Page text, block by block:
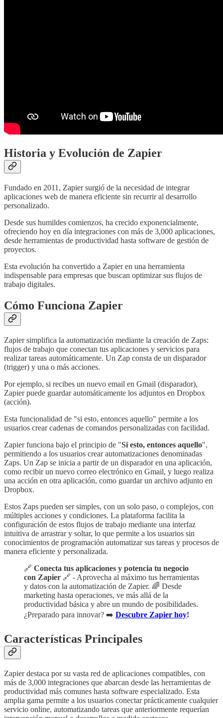
Historia y Evolución de Zapier
Fundado en 2011, Zapier surgió de la necesidad de integrar
aplicaciones web de manera eficiente sin recurrir al desarrollo
personalizado.
Desde sus humildes comienzos, ha crecido exponencialmente,
ofreciendo hoy en día integraciones con más de 3,000 aplicaciones,
desde herramientas de productividad hasta software de gestión de
proyectos.
Esta evolución ha convertido a Zapier en una herramienta
indispensable para empresas que buscan optimizar sus flujos de
trabajo digitales.
Cómo Funciona Zapier
Zapier simplifica la automatización mediante la creación de Zaps:
flujos de trabajo que conectan tus aplicaciones y servicios para
realizar tareas automáticamente. Un Zap consta de un disparador
(trigger) y una o más acciones.
Por ejemplo, si recibes un nuevo email en Gmail (disparador),
Zapier puede guardar automáticamente los adjuntos en Dropbox
(acción).
Esta funcionalidad de "si esto, entonces aquello" permite a los
usuarios crear cadenas de comandos personalizadas con facilidad.
Zapier funciona bajo el principio de "Si esto, entonces aquello",
permitiendo a los usuarios crear automatizaciones denominadas
Zaps. Un Zap se inicia a partir de un disparador en una aplicación,
como recibir un nuevo correo electrónico en Gmail, y luego realiza
una acción en otra aplicación, como guardar un archivo adjunto en
Dropbox.
Estos Zaps pueden ser simples, con un solo paso, o complejos, con
múltiples acciones y condiciones. La plataforma facilita la
configuración de estos flujos de trabajo mediante una interfaz
intuitiva de arrastrar y soltar, lo que permite a los usuarios sin
conocimientos de programación automatizar sus tareas y procesos de
manera eficiente y personalizada.
🔗 Conecta tus aplicaciones y potencia tu negocio
con Zapier 🔗 - Aprovecha al máximo tus herramientas
y datos con la automatización de Zapier. 🌈 Desde
marketing hasta operaciones, ve más allá de la
productividad básica y abre un mundo de posibilidades.
¿Preparado para innovar? ➡️ Descubre Zapier hoy!
Características Principales
Zapier destaca por su vasta red de aplicaciones compatibles, con
más de 3,000 integraciones que abarcan desde las herramientas de
productividad más comunes hasta software especializado. Esta
amplia gama permite a los usuarios conectar prácticamente cualquier
servicio online, automatizando tareas que anteriormente requerían